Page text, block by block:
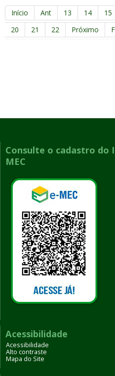
Início
Ant 13 14 15
20
21 22 Próximo
Consulte o cadastro do
MEC
Acessibilidade
Acessibilidade
Alto contraste
Mapa do Site